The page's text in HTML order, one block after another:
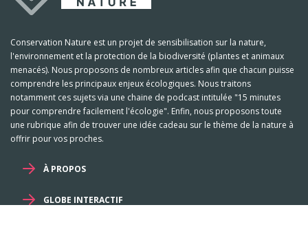
Conservation Nature est un projet de sensibilisation sur la nature,
l'environnement et la protection de la biodiversité (plantes et animaux
menacés). Nous proposons de nombreux articles afin que chacun puisse
comprendre les principaux enjeux écologiques. Nous traitons
notamment ces sujets via une chaine de podcast intitulée "15 minutes
pour comprendre facilement l'écologie". Enfin, nous proposons toute
une rubrique afin de trouver une idée cadeau sur le thème de la nature à
offrir pour vos proches.
À PROPOS
GLOBE INTERACTIF